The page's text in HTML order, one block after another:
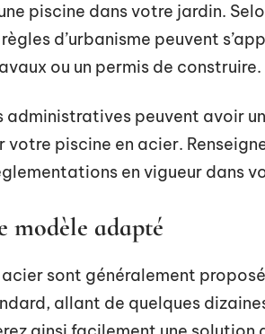
piscine dans votre jardin.
d’urbanisme peuvent
ou un permis de construire.
administratives peuvent avoir
votre piscine en acier.
en vigueur dans
modèle adapté
acier sont généralement
allant de quelques